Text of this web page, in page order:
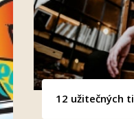
12 užitečných